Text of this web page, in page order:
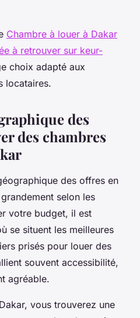
Chambre à louer à Dakar
à retrouver sur keur-
choix adapté aux
locataires.
des
des chambres
des offres en
selon les
votre budget, il est
se situent les meilleures
prisés pour louer des
souvent accessibilité,
agréable.
vous trouverez une